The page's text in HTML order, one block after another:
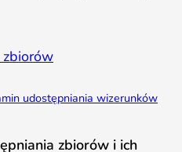
udostępniania wizerunków
zbiorów i ich